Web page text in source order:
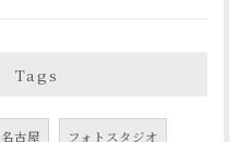
Tags
名古屋 フォトスタジオ